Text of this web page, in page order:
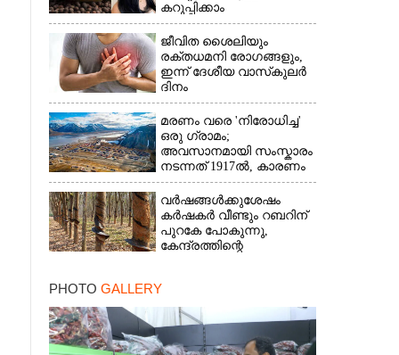
കറുപ്പിക്കാം
ജീവിത ശൈലിയും
രക്തധമനി രോഗങ്ങളും,
ഇന്ന് ദേശീയ വാസ്‌കുലര്‍
ദിനം
മരണം വരെ 'നിരോധിച്ച'
ഒരു ഗ്രാമം;
അവസാനമായി സംസ്കാരം
നടന്നത് 1917ൽ, കാരണം
വർഷങ്ങൾക്കുശേഷം
കർഷകർ വീണ്ടും റബറിന്
പുറകേ പോകുന്നു,
കേന്ദ്രത്തിന്റെ
PHOTO GALLERY